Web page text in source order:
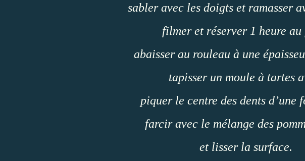
sabler avec les doigts et ramasser
filmer et réserver 1 heure au
abaisser au rouleau à une
tapisser un moule à tartes
piquer le centre des dents d’une
farcir avec le mélange des
et lisser la surface.